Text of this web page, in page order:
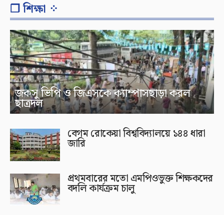
❐ শিক্ষা ⁘
জকসু ভিপি ও জিএসকে ক্যাম্পাসছাড়া করল
ছাত্রদল
বেগম রোকেয়া বিশ্ববিদ্যালয়ে ১৪৪ ধারা
জারি
প্রথমবারের মতো এমপিওভুক্ত শিক্ষকদের
বদলি কার্যক্রম চালু